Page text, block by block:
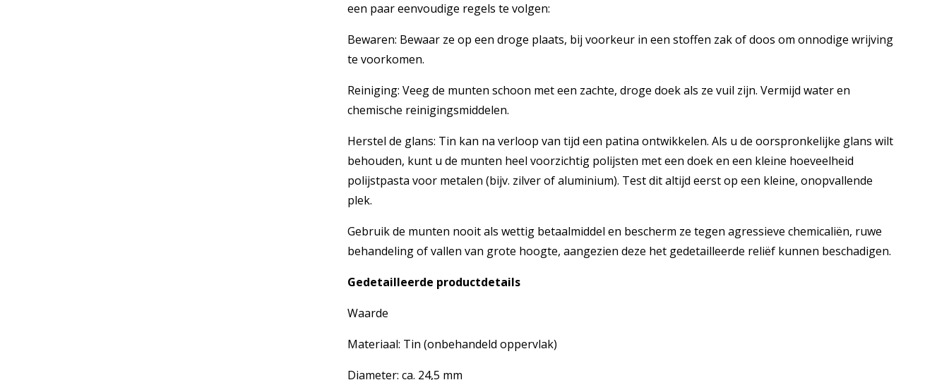
een paar eenvoudige regels te volgen:
Bewaren: Bewaar ze op een droge plaats, bij voorkeur in een stoffen zak of doos om onnodige wrijving
te voorkomen.
Reiniging: Veeg de munten schoon met een zachte, droge doek als ze vuil zijn. Vermijd water en
chemische reinigingsmiddelen.
Herstel de glans: Tin kan na verloop van tijd een patina ontwikkelen. Als u de oorspronkelijke glans wilt
behouden, kunt u de munten heel voorzichtig polijsten met een doek en een kleine hoeveelheid
polijstpasta voor metalen (bijv. zilver of aluminium). Test dit altijd eerst op een kleine, onopvallende
plek.
Gebruik de munten nooit als wettig betaalmiddel en bescherm ze tegen agressieve chemicaliën, ruwe
behandeling of vallen van grote hoogte, aangezien deze het gedetailleerde reliëf kunnen beschadigen.
Gedetailleerde productdetails
Waarde
Materiaal: Tin (onbehandeld oppervlak)
Diameter: ca. 24,5 mm